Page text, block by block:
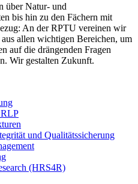
über Natur- und
bis hin zu den Fächern mit
An der RPTU vereinen wir
allen wichtigen Bereichen, um
auf die drängenden Fragen
Wir gestalten Zukunft.
und Qualitätssicherung
(HRS4R)